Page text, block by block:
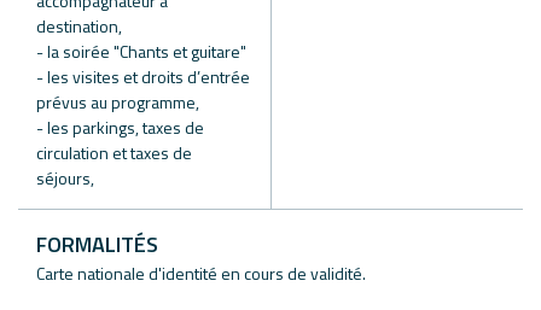
destination,
- la soirée "Chants et guitare"
- les visites et droits d’entrée
prévus au programme,
- les parkings, taxes de
circulation et taxes de
séjours,
FORMALITÉS
Carte nationale d'identité en cours de validité.